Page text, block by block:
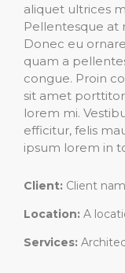
aliquet ultrices
Pellentesque at
Donec eu
quam a
congue. Proin
sit amet
lorem mi.
efficitur, felis
ipsum lorem in
Client: Client
Location: A
Services: